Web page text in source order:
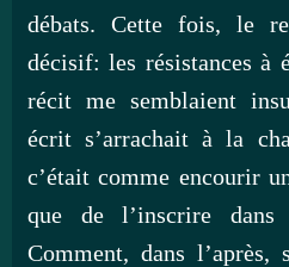
débats. Cette fois, le
décisif: les résistances à
récit me semblaient
écrit s’arrachait à la
c’était comme encourir
que de l’inscrire dans
Comment, dans l’après,